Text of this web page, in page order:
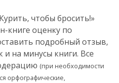
чтобы бросить!»
книге оценку по
подробный отзыв,
и на минусы книги. Все
(при необходимости
орфографические,